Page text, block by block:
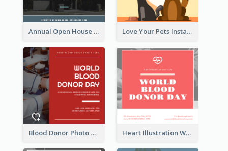
Annual Open House Instagram Post Love Your Pets Instagram Post
Blood Donor Photo World Blood Donor Day Instagram Post Heart Illustration World Blood Donor Day Instagram Post